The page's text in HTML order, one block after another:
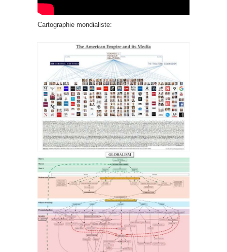
Cartographie mondialiste: